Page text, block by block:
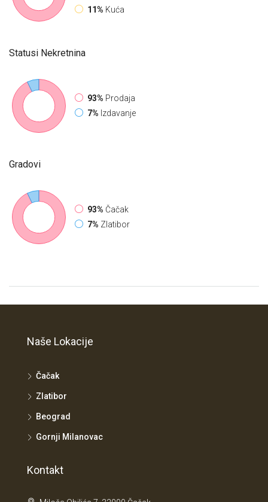
11% Kuća
Statusi Nekretnina
93% Prodaja
7% Izdavanje
Gradovi
93% Čačak
7% Zlatibor
Naše Lokacije
Čačak
Zlatibor
Beograd
Gornji Milanovac
Kontakt